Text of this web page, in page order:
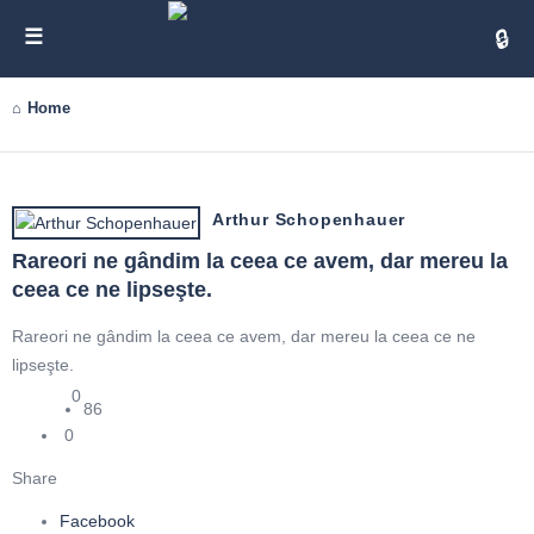
Home
Arthur Schopenhauer
Rareori ne gândim la ceea ce avem, dar mereu la
ceea ce ne lipseşte.
Rareori ne gândim la ceea ce avem, dar mereu la ceea ce ne
lipseşte.
0
86
0
Share
Facebook